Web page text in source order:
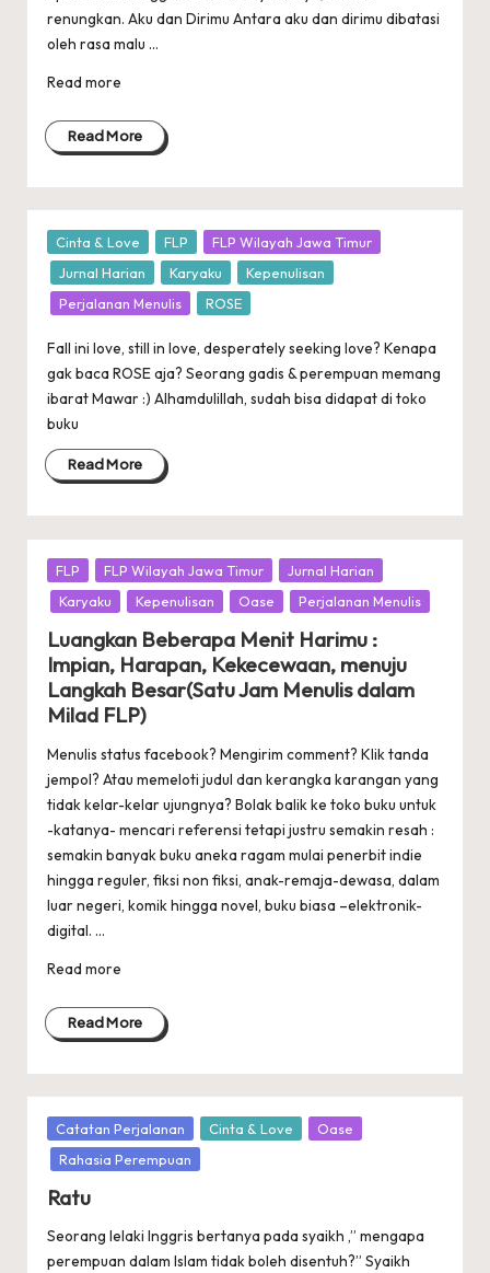
renungkan. Aku dan Dirimu Antara aku dan dirimu dibatasi
oleh rasa malu ...
Read more
Read More
Posted
in
Cinta & Love FLP
FLP Wilayah Jawa Timur
Jurnal Harian
Karyaku
Kepenulisan
Perjalanan Menulis
ROSE
Fall ini love, still in love, desperately seeking love? Kenapa
gak baca ROSE aja? Seorang gadis & perempuan memang
ibarat Mawar :) Alhamdulillah, sudah bisa didapat di toko
buku
Read More
Posted
in
FLP FLP Wilayah Jawa Timur
Jurnal Harian
Karyaku
Kepenulisan Oase Perjalanan Menulis
Luangkan Beberapa Menit Harimu :
Impian, Harapan, Kekecewaan, menuju
Langkah Besar(Satu Jam Menulis dalam
Milad FLP)
Menulis status facebook? Mengirim comment? Klik tanda
jempol? Atau memeloti judul dan kerangka karangan yang
tidak kelar-kelar ujungnya? Bolak balik ke toko buku untuk
-katanya- mencari referensi tetapi justru semakin resah :
semakin banyak buku aneka ragam mulai penerbit indie
hingga reguler, fiksi non fiksi, anak-remaja-dewasa, dalam
luar negeri, komik hingga novel, buku biasa –elektronik-
digital. ...
Read more
Read More
Posted
in
Catatan Perjalanan Cinta & Love
Oase
Rahasia Perempuan
Ratu
Seorang lelaki Inggris bertanya pada syaikh ,” mengapa
perempuan dalam Islam tidak boleh disentuh?” Syaikh